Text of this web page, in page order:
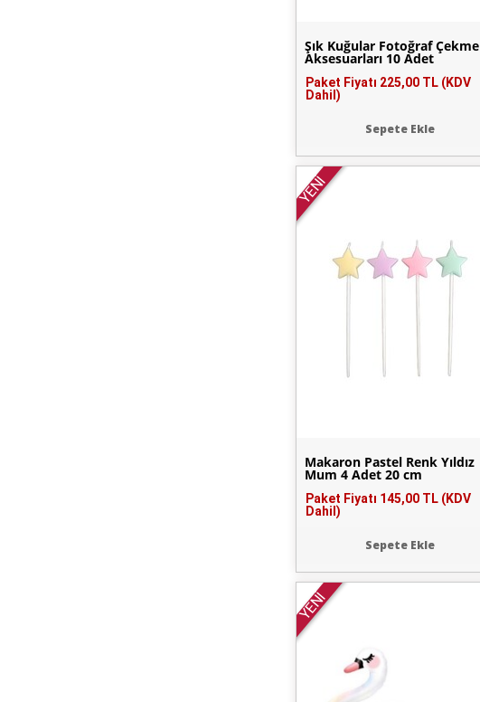
Şık Kuğular Fotoğraf Çekme
Aksesuarları 10 Adet
Paket Fiyatı 225,00 TL (KDV
Dahil)
Sepete Ekle
YENİ
Makaron Pastel Renk Yıldız
Mum 4 Adet 20 cm
Paket Fiyatı 145,00 TL (KDV
Dahil)
Sepete Ekle
YENİ